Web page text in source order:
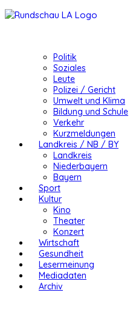
Politik
Soziales
Leute
Polizei / Gericht
Umwelt und Klima
Bildung und Schule
Verkehr
Kurzmeldungen
Landkreis / NB / BY
Landkreis
Niederbayern
Bayern
Sport
Kultur
Kino
Theater
Konzert
Wirtschaft
Gesundheit
Lesermeinung
Mediadaten
Archiv